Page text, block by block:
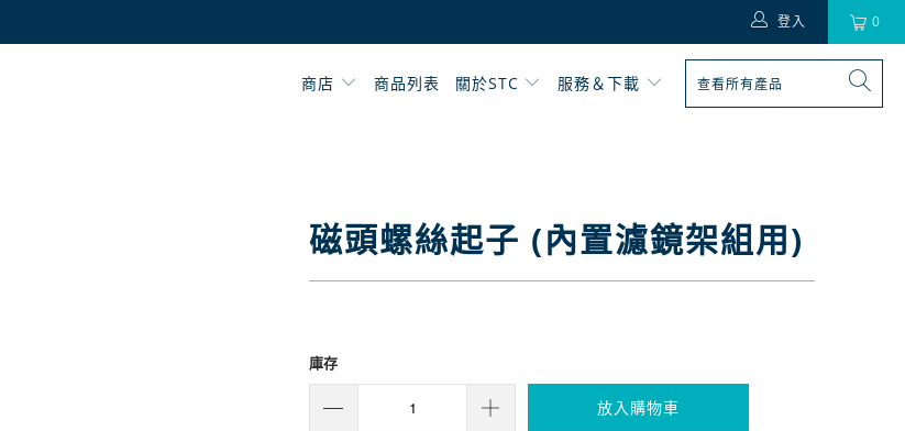
登入 0
商店 商品列表 關於STC 服務＆下載
磁頭螺絲起子 (內置濾鏡架組用)
庫存
放入購物車